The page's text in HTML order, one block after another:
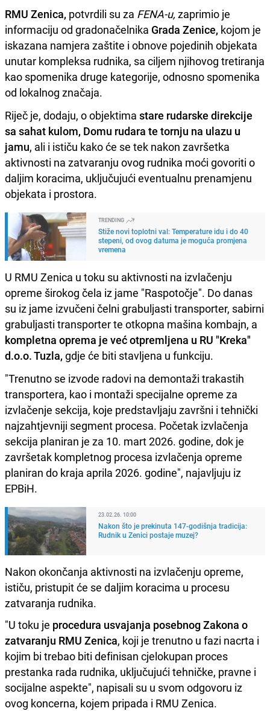
RMU Zenica, potvrdili su za FENA-u, zaprimio je
informaciju od gradonačelnika Grada Zenice, kojom je
iskazana namjera zaštite i obnove pojedinih objekata
unutar kompleksa rudnika, sa ciljem njihovog tretiranja
kao spomenika druge kategorije, odnosno spomenika
od lokalnog značaja.
Riječ je, dodaju, o objektima stare rudarske direkcije
sa sahat kulom, Domu rudara te tornju na ulazu u
jamu, ali i ističu kako će se tek nakon završetka
aktivnosti na zatvaranju ovog rudnika moći govoriti o
daljim koracima, uključujući eventualnu prenamjenu
objekata i prostora.
TRENDING
Stiže novi toplotni val: Temperature idu i do 40
stepeni, od ovog datuma je moguća promjena
vremena
U RMU Zenica u toku su aktivnosti na izvlačenju
opreme širokog čela iz jame "Raspotočje". Do danas
su iz jame izvučeni čelni grabuljasti transporter, sabirni
grabuljasti transporter te otkopna mašina kombajn, a
kompletna oprema je već otpremljena u RU "Kreka"
d.o.o. Tuzla, gdje će biti stavljena u funkciju.
"Trenutno se izvode radovi na demontaži trakastih
transportera, kao i montaži specijalne opreme za
izvlačenje sekcija, koje predstavljaju završni i tehnički
najzahtjevniji segment procesa. Početak izvlačenja
sekcija planiran je za 10. mart 2026. godine, dok je
završetak kompletnog procesa izvlačenja opreme
planiran do kraja aprila 2026. godine", najavljuju iz
EPBiH.
23.02.26. 10:00
Nakon što je prekinuta 147-godišnja tradicija:
Rudnik u Zenici postaje muzej?
Nakon okončanja aktivnosti na izvlačenju opreme,
ističu, pristupit će se daljim koracima u procesu
zatvaranja rudnika.
"U toku je procedura usvajanja posebnog Zakona o
zatvaranju RMU Zenica, koji je trenutno u fazi nacrta i
kojim bi trebao biti definisan cjelokupan proces
prestanka rada rudnika, uključujući tehničke, pravne i
socijalne aspekte", napisali su u svom odgovoru iz
ovog koncerna, kojem pripada i RMU Zenica.